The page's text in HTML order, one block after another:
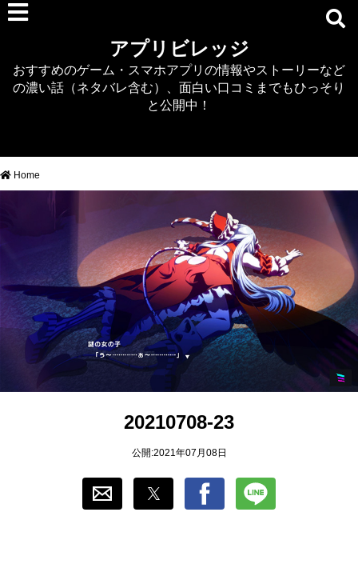
デタリキZ
アナザーエデン
RTS/MOBA
アクション
シミュレーション
牧場婚活
DEAD OR ALIVE XVV
パズル/クイズ
ノベル
おすすめ
アプリビレッジ
おすすめのゲーム・スマホアプリの情報やストーリーなど
の濃い話（ネタバレ含む）、面白い口コミまでもひっそり
と公開中！
Home
20210708-23
公開:2021年07月08日